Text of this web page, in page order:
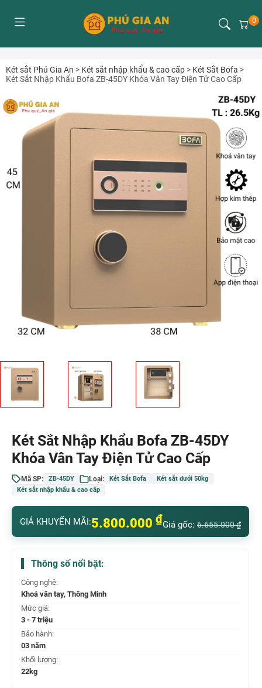
0
Két sắt Phú Gia An > Két sắt nhập khẩu & cao cấp > Két Sắt Bofa >
Két Sắt Nhập Khẩu Bofa ZB-45DY Khóa Vân Tay Điện Tử Cao Cấp
Két Sắt Nhập Khẩu Bofa ZB-45DY
Khóa Vân Tay Điện Tử Cao Cấp
Mã SP: ZB-45DY Loại: Két Sắt Bofa
Két sắt dưới 50kg
Két sắt nhập khẩu & cao cấp
GIÁ KHUYẾN MÃI:5.800.000 ₫Giá gốc: 6.655.000₫
Thông số nổi bật:
Công nghệ:
Khoá vân tay, Thông Minh
Mức giá:
3 - 7 triệu
Bảo hành:
03 năm
Khối lượng:
22kg